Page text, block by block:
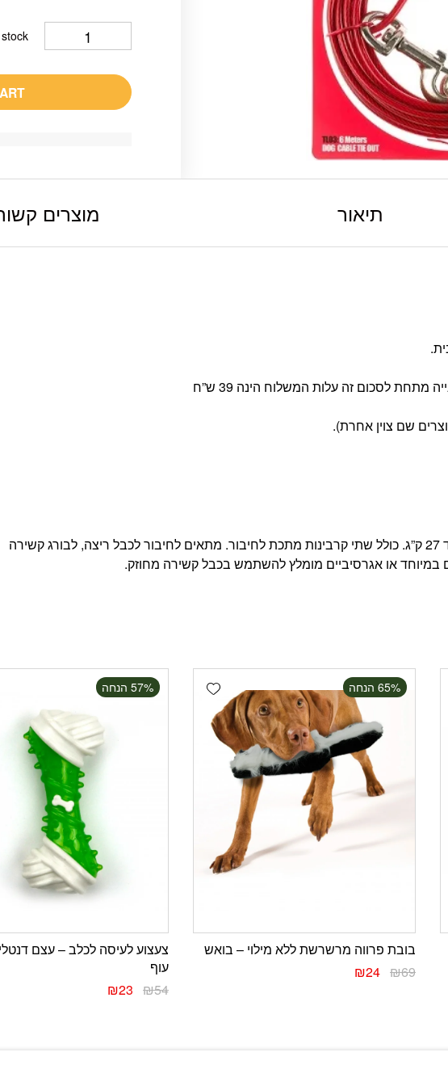
תיאור מוצרים
כבל קשירה המתאים לכלבים השוקלים עד 27 ק”ג. כולל שתי קרבינות מתכת לחיבור. מתאים לחיבור לכבל ריצה, לבורג קשירה
במיוחד או אגרסיביים מומלץ להשתמש בכבל קשירה מחוזק.
Add
Add wishlist ‫65% הנחה
בובת פרווה מרשרשת ללא מילוי – בואש
₪69
₪24
‫57% הנחה
צעצוע לעיסה לכלב – עצם
עוף
₪54
₪23